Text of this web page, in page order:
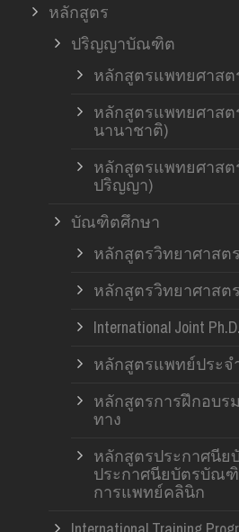
หลักสูตร
ปริญญาบัณฑิต
หลักสูตรแพทยศาส
หลักสูตรแพทยศาส
นานาชาติ)
หลักสูตรแพทยศาสต
ปริญญา)
บัณฑิตศึกษา
หลักสูตรวิทยาศาส
หลักสูตรวิทยาศาส
International Joint
หลักสูตรแพทย์ประจ
หลักสูตรการฝึกอบร
ทาง
หลักสูตรประกาศนี
ประกาศนียบัตรบัณ
การแพทย์คลินิก